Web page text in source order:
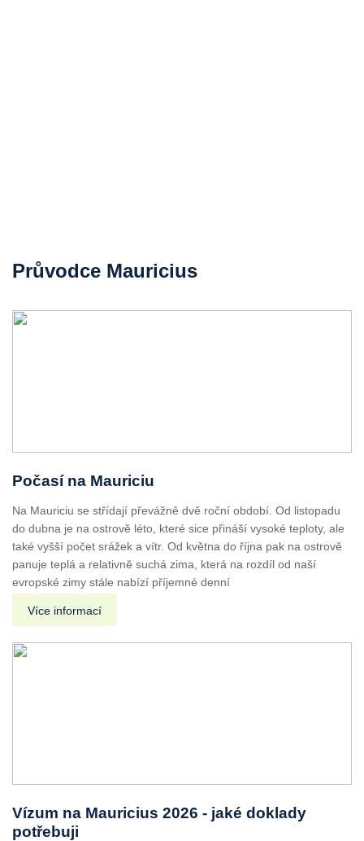
Průvodce Mauricius
Počasí na Mauriciu
Na Mauriciu se střídají převážně dvě roční období. Od listopadu
do dubna je na ostrově léto, které sice přináší vysoké teploty, ale
také vyšší počet srážek a vítr. Od května do října pak na ostrově
panuje teplá a relativně suchá zima, která na rozdíl od naší
evropské zimy stále nabízí příjemné denní
Více informací
Vízum na Mauricius 2026 - jaké doklady
potřebuji